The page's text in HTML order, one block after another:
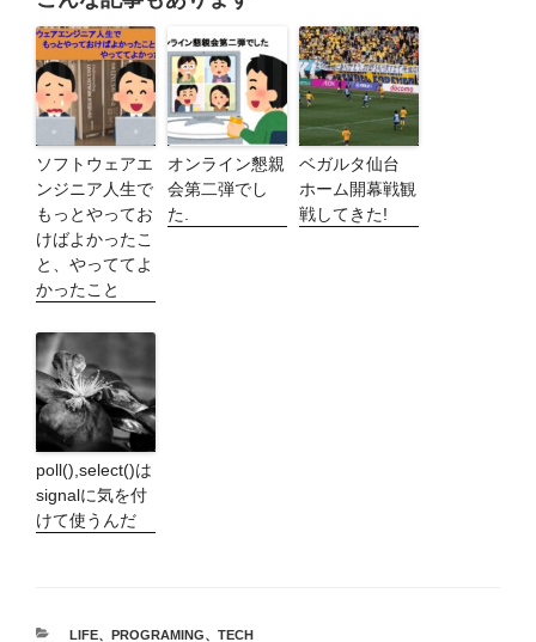
ソフトウェアエ
ンジニア人生で
もっとやってお
けばよかったこ
と、やっててよ
かったこと
オンライン懇親
会第二弾でし
た.
ベガルタ仙台
ホーム開幕戦観
戦してきた!
poll(),select()は
signalに気を付
けて使うんだ
カ
LIFE、 PROGRAMING、 TECH